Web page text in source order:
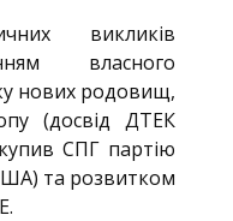
викликів
власного
нових родовищ,
(досвід ДТЕК
СПГ партію
та розвитком